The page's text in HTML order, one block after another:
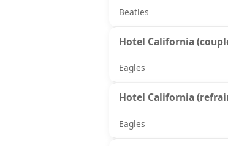
Beatles
Hotel California
Eagles
Hotel California
Eagles